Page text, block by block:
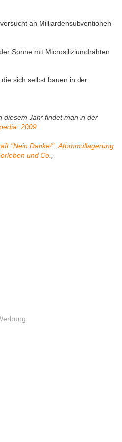
an Milliardensubventionen
Sonne mit Microsiliziumdrähten
die sich selbst bauen in der
diesem Jahr findet man in der
: 2009
"Nein Danke!", Atommüllagerung
und Co.